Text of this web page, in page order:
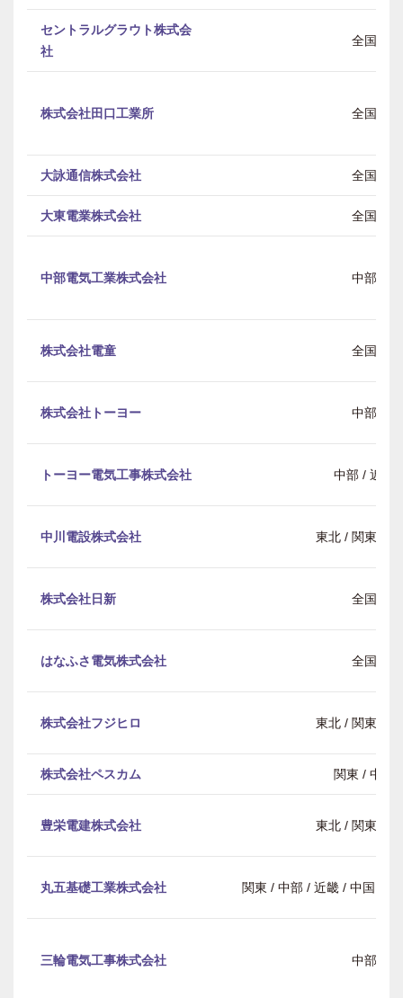
セントラルグラウト株式会
社
全国
株式会社田口工業所 全国
大詠通信株式会社 全国
大東電業株式会社 全国
中部電気工業株式会社 中部
株式会社電童 全国
株式会社トーヨー 中部
トーヨー電気工事株式会社 中部 / 近畿
中川電設株式会社 東北 / 関東 / 中
株式会社日新 全国
はなふさ電気株式会社 全国
株式会社フジヒロ 東北 / 関東 / 中
株式会社ペスカム 関東 / 中部
豊栄電建株式会社 東北 / 関東 / 中
丸五基礎工業株式会社 関東 / 中部 / 近畿 / 中国・
三輪電気工事株式会社 中部